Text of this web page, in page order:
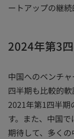
ートアップの継続
2024年第3
中国へのベンチ
四半期も比較的軟
2021年第1四半期
す。また、中国
期待して、多く